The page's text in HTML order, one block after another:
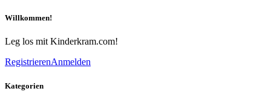
Willkommen!
Leg los mit Kinderkram.com!
RegistrierenAnmelden
Kategorien